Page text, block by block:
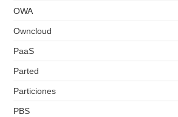
OWA
Owncloud
PaaS
Parted
Particiones
PBS